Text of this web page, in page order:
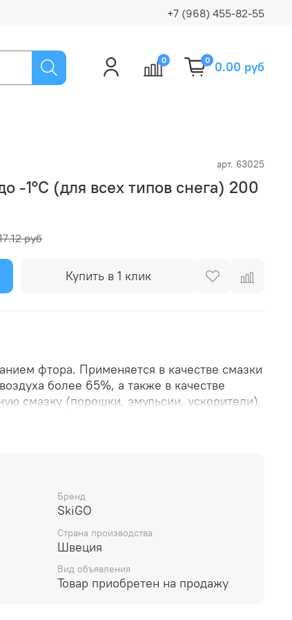
+7 (968) 455-82-55
0 0 0.00 руб
арт. 63025
-1°C (для всех типов снега) 200
руб
Купить в 1 клик
фтора. Применяется в качестве смазки
более 65%, а также в качестве
смазку (порошки, эмульсии, ускорители).
определенных условиях эти парафины
фторуглеродную
Бренд
SkiGO
Страна производства
Швеция
Вид объявления
Товар приобретен на продажу